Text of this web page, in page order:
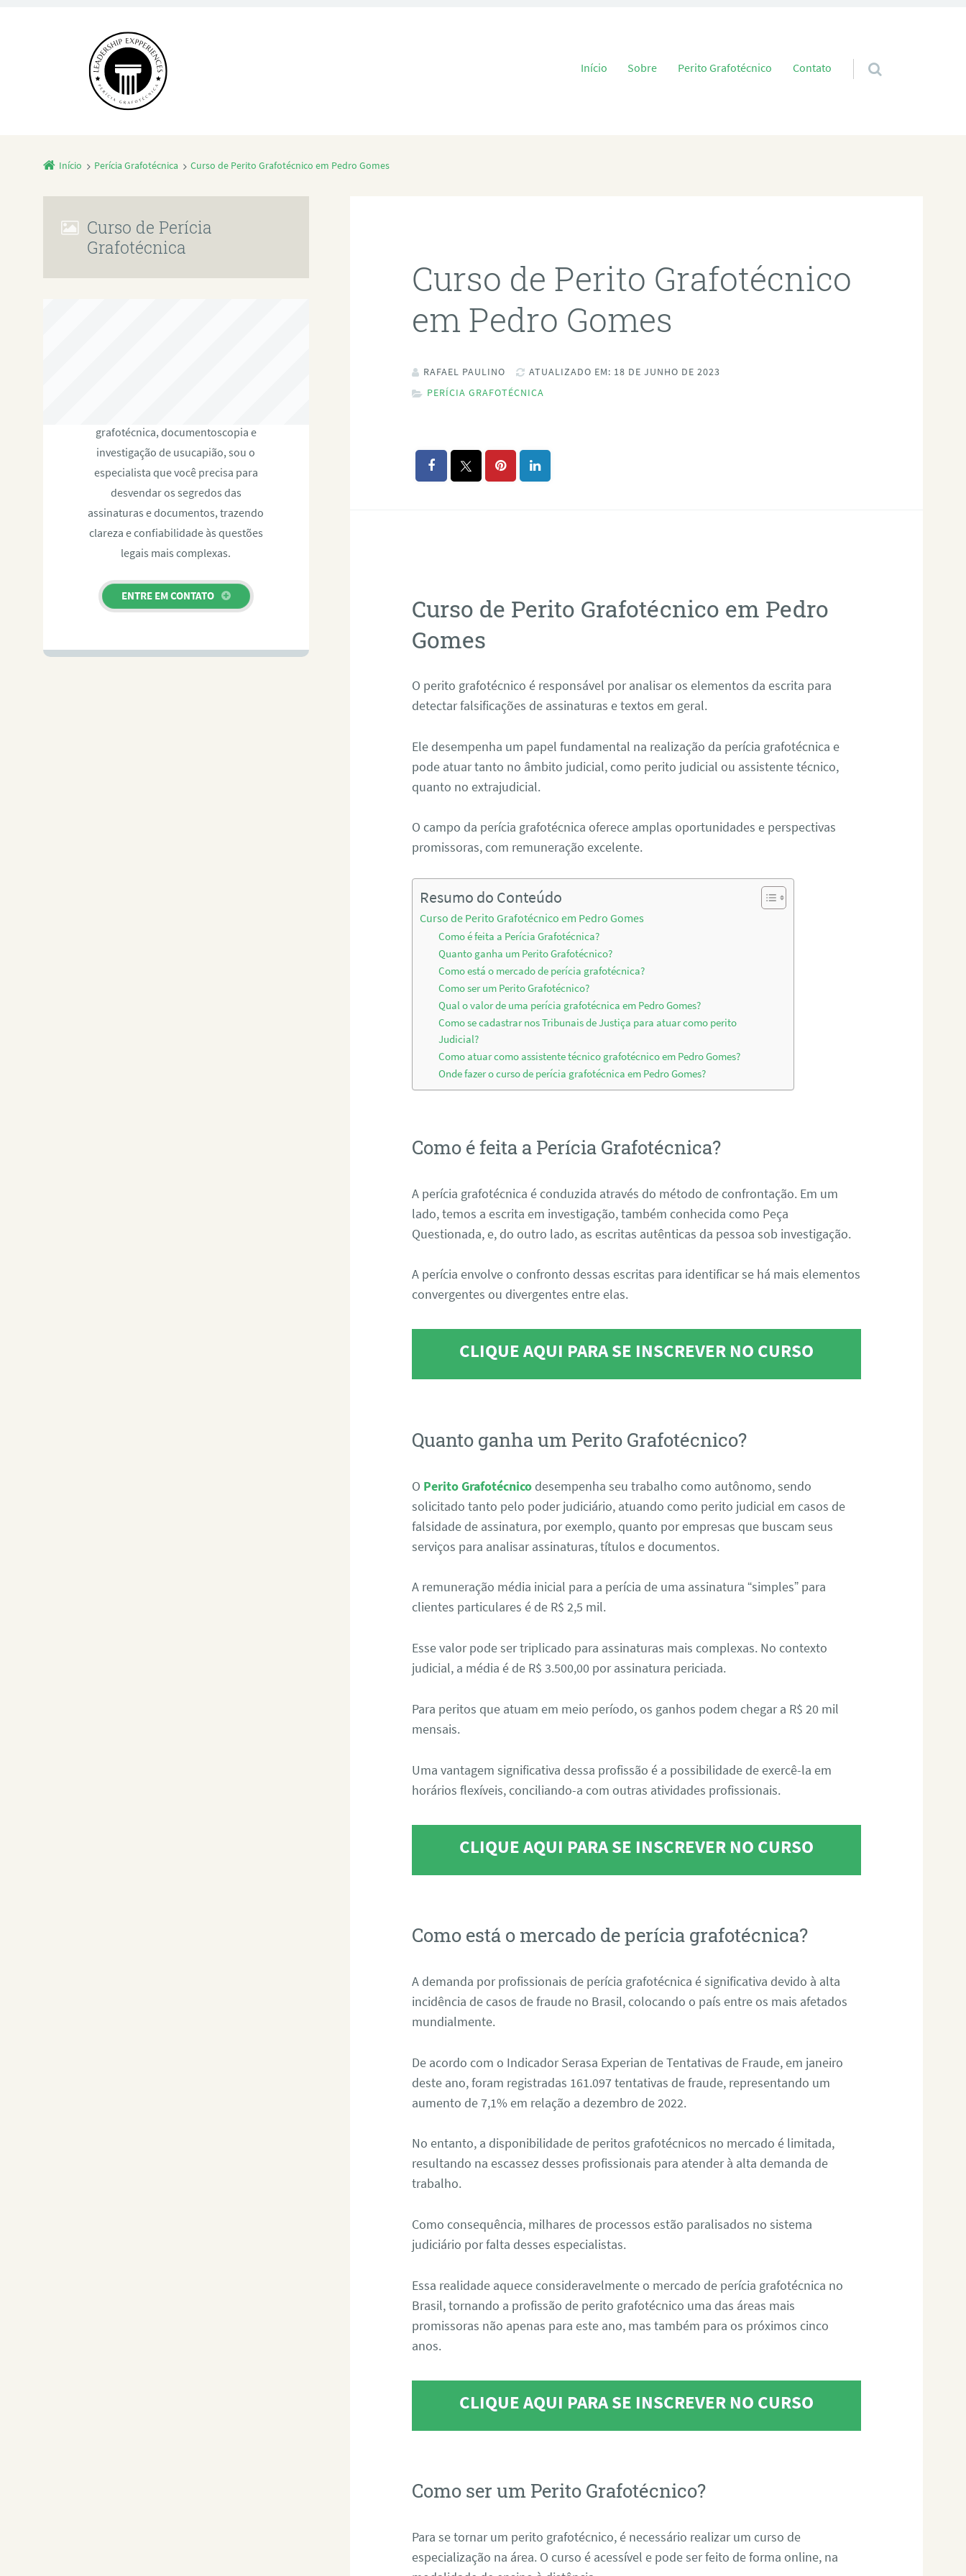
Pular para o conteúdo
Início Sobre Perito Grafotécnico Contato
Início Perícia Grafotécnica Curso de Perito Grafotécnico em Pedro Gomes
Curso de Perito Grafotécnico
em Pedro Gomes
RAFAEL PAULINO
ATUALIZADO EM: 18 DE JUNHO DE 2023
PERÍCIA GRAFOTÉCNICA
Curso de Perito Grafotécnico em Pedro
Gomes
O perito grafotécnico é responsável por analisar os elementos da escrita para
detectar falsificações de assinaturas e textos em geral.
Ele desempenha um papel fundamental na realização da perícia grafotécnica e
pode atuar tanto no âmbito judicial, como perito judicial ou assistente técnico,
quanto no extrajudicial.
O campo da perícia grafotécnica oferece amplas oportunidades e perspectivas
promissoras, com remuneração excelente.
Resumo do Conteúdo
Curso de Perito Grafotécnico em Pedro Gomes
Como é feita a Perícia Grafotécnica?
Quanto ganha um Perito Grafotécnico?
Como está o mercado de perícia grafotécnica?
Como ser um Perito Grafotécnico?
Qual o valor de uma perícia grafotécnica em Pedro Gomes?
Como se cadastrar nos Tribunais de Justiça para atuar como perito
Judicial?
Como atuar como assistente técnico grafotécnico em Pedro Gomes?
Onde fazer o curso de perícia grafotécnica em Pedro Gomes?
Como é feita a Perícia Grafotécnica?
A perícia grafotécnica é conduzida através do método de confrontação. Em um
lado, temos a escrita em investigação, também conhecida como Peça
Questionada, e, do outro lado, as escritas autênticas da pessoa sob investigação.
A perícia envolve o confronto dessas escritas para identificar se há mais elementos
convergentes ou divergentes entre elas.
CLIQUE AQUI PARA SE INSCREVER NO CURSO
Quanto ganha um Perito Grafotécnico?
O Perito Grafotécnico desempenha seu trabalho como autônomo, sendo
solicitado tanto pelo poder judiciário, atuando como perito judicial em casos de
falsidade de assinatura, por exemplo, quanto por empresas que buscam seus
serviços para analisar assinaturas, títulos e documentos.
A remuneração média inicial para a perícia de uma assinatura “simples” para
clientes particulares é de R$ 2,5 mil.
Esse valor pode ser triplicado para assinaturas mais complexas. No contexto
judicial, a média é de R$ 3.500,00 por assinatura periciada.
Para peritos que atuam em meio período, os ganhos podem chegar a R$ 20 mil
mensais.
Uma vantagem significativa dessa profissão é a possibilidade de exercê-la em
horários flexíveis, conciliando-a com outras atividades profissionais.
CLIQUE AQUI PARA SE INSCREVER NO CURSO
Como está o mercado de perícia grafotécnica?
A demanda por profissionais de perícia grafotécnica é significativa devido à alta
incidência de casos de fraude no Brasil, colocando o país entre os mais afetados
mundialmente.
De acordo com o Indicador Serasa Experian de Tentativas de Fraude, em janeiro
deste ano, foram registradas 161.097 tentativas de fraude, representando um
aumento de 7,1% em relação a dezembro de 2022.
No entanto, a disponibilidade de peritos grafotécnicos no mercado é limitada,
resultando na escassez desses profissionais para atender à alta demanda de
trabalho.
Como consequência, milhares de processos estão paralisados no sistema
judiciário por falta desses especialistas.
Essa realidade aquece consideravelmente o mercado de perícia grafotécnica no
Brasil, tornando a profissão de perito grafotécnico uma das áreas mais
promissoras não apenas para este ano, mas também para os próximos cinco
anos.
CLIQUE AQUI PARA SE INSCREVER NO CURSO
Como ser um Perito Grafotécnico?
Para se tornar um perito grafotécnico, é necessário realizar um curso de
especialização na área. O curso é acessível e pode ser feito de forma online, na
Curso de Perícia
Grafotécnica
grafotécnica, documentoscopia e
investigação de usucapião, sou o
especialista que você precisa para
desvendar os segredos das
assinaturas e documentos, trazendo
clareza e confiabilidade às questões
legais mais complexas.
ENTRE EM CONTATO